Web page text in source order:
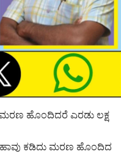
ಮರಣ ಹೊಂದಿದರೆ ಎರಡು ಲಕ್ಷ
ಹಾವು ಕಡಿದು ಮರಣ ಹೊಂದಿದ